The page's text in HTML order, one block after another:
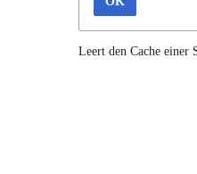
Leert den Cache einer